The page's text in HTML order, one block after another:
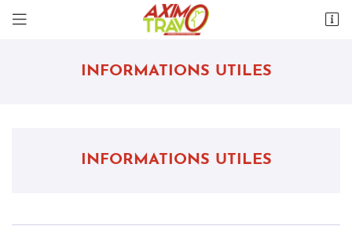
07 70 16 12 52INFORMATIONS UTILES
INFORMATIONS UTILES